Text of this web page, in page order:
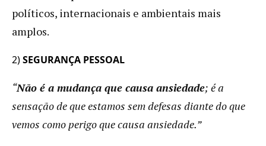
políticos, internacionais e ambientais mais
amplos.
2)SEGURANÇA PESSOAL
“Não é a mudança que causa ansiedade; é a
sensação de que estamos sem defesas diante do que
vemos como perigo que causa ansiedade.”